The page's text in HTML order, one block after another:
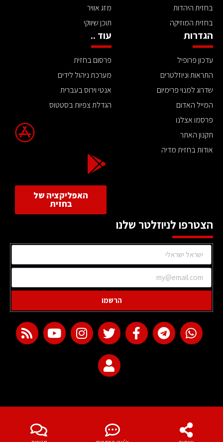
בחזית היהדות
בחזית המוזיקה
מזג אוויר
תוכן שיווקי
הגדרות
עדכון פרופיל
התראות וניוזלטרים
שדרוג למנוי פרימיום
המייל האדום
פרסמו אצלנו
תקנון האתר
אודות בחזית מדיה
עוד ..
פרסום בחזית
מערכת ניהול לידים
אנטי וירוס בעברית
הגדלת צפיות בסטטוס
האפליקציה של
בחזית
הצטרפו לניוזלטר שלנו
הרשמו
web development